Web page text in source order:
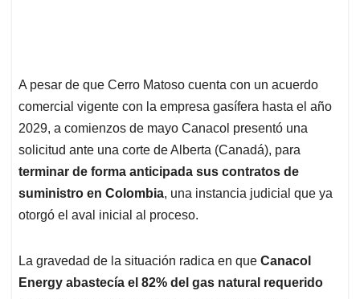
A pesar de que Cerro Matoso cuenta con un acuerdo
comercial vigente con la empresa gasífera hasta el año
2029, a comienzos de mayo Canacol presentó una
solicitud ante una corte de Alberta (Canadá), para
terminar de forma anticipada sus contratos de
suministro en Colombia, una instancia judicial que ya
otorgó el aval inicial al proceso.
La gravedad de la situación radica en que Canacol
Energy abastecía el 82% del gas natural requerido